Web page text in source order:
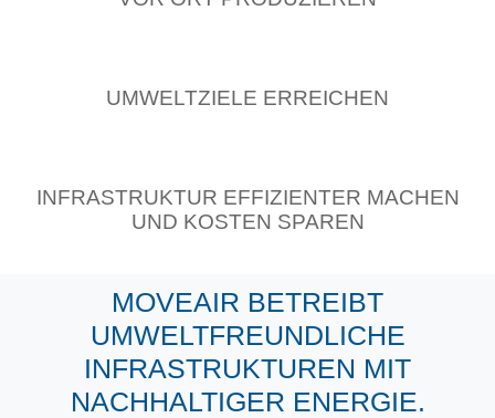
UMWELTZIELE ERREICHEN
INFRASTRUKTUR EFFIZIENTER MACHEN
UND KOSTEN SPAREN
MOVEAIR BETREIBT
UMWELTFREUNDLICHE
INFRASTRUKTUREN MIT
NACHHALTIGER ENERGIE.